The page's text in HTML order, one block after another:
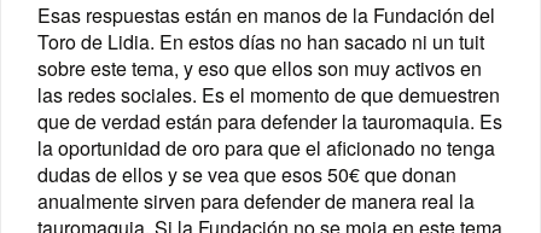
Esas respuestas están en manos de la Fundación del
Toro de Lidia. En estos días no han sacado ni un tuit
sobre este tema, y eso que ellos son muy activos en
las redes sociales. Es el momento de que demuestren
que de verdad están para defender la tauromaquia. Es
la oportunidad de oro para que el aficionado no tenga
dudas de ellos y se vea que esos 50€ que donan
anualmente sirven para defender de manera real la